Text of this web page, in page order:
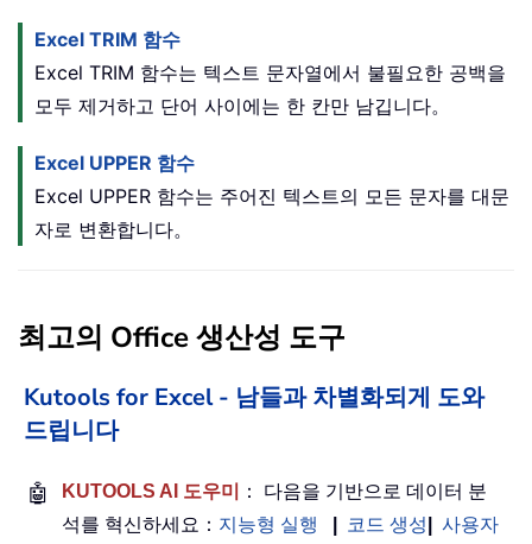
Excel TRIM 함수
Excel TRIM 함수는 텍스트 문자열에서 불필요한 공백을
모두 제거하고 단어 사이에는 한 칸만 남깁니다。
Excel UPPER 함수
Excel UPPER 함수는 주어진 텍스트의 모든 문자를 대문
자로 변환합니다。
최고의 Office 생산성 도구
Kutools for Excel - 남들과 차별화되게 도와
드립니다
🤖 KUTOOLS AI 도우미
： 다음을 기반으로 데이터 분
석를 혁신하세요： 지능형 실행 코드 생성
사용자